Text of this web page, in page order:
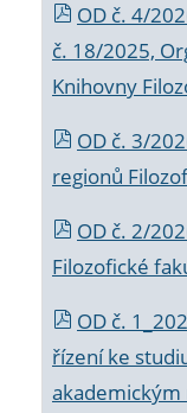
OD č. 4/
č. 18/2025,
Knihovny
OD č. 3/
regionů
OD č. 2/
Filozofické
OD č.
řízení ke